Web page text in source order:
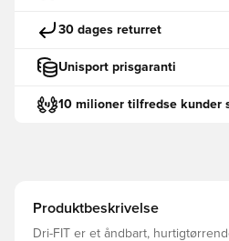
30 dages returret
Unisport prisgaranti
10 milioner tilfredse kunder
Produktbeskrivelse
Dri-FIT er et åndbart,